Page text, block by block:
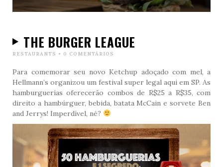
THE BURGER LEAGUE
RESTAURANTS • 0 COMENTÁRIOS
Para comemorar seu novo Ketchup adoçado com mel, a
Hellmann’s organizou um festival super legal aqui em SP. As
hamburguerias oferecerão combos de R$25 a R$35, com
direito a hambúrguer, bebida, batata McCain e sorvete Ben
and Jerrys! Imperdível, né?